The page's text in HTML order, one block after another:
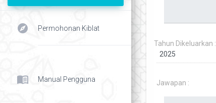
explore Permohonan Kiblat
chevron right
menu_book Manual Pengguna
Tahun Dikeluarkan :
Jawapan :